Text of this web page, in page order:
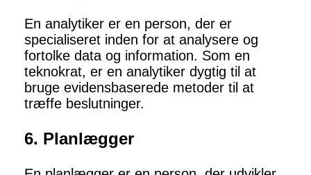
En analytiker er en person, der er
specialiseret inden for at analysere og
fortolke data og information. Som en
teknokrat, er en analytiker dygtig til at
bruge evidensbaserede metoder til at
træffe beslutninger.
6. Planlægger